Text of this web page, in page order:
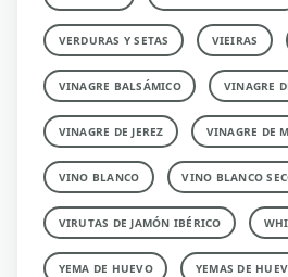
VERDURAS Y SETAS VIEIRAS
VINAGRE BALSÁMICO VINAGRE
VINAGRE DE JEREZ VINAGRE DE
VINO BLANCO VINO BLANCO
VIRUTAS DE JAMÓN IBÉRICO
YEMA DE HUEVO YEMAS DE